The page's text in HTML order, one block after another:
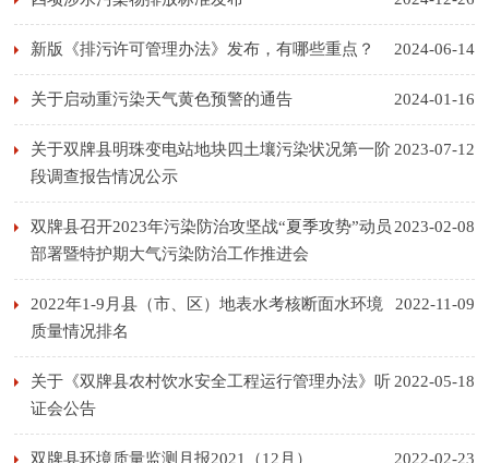
2024-06-14
新版《排污许可管理办法》发布，有哪些重点？
2024-01-16
​关于启动重污染天气黄色预警的通告
2023-07-12
关于双牌县明珠变电站地块四土壤污染状况第一阶
段调查报告情况公示
2023-02-08
双牌县召开2023年污染防治攻坚战“夏季攻势”动员
部署暨特护期大气污染防治工作推进会
2022-11-09
2022年1-9月县（市、区）地表水考核断面水环境
质量情况排名
2022-05-18
关于《双牌县农村饮水安全工程运行管理办法》听
证会公告
2022-02-23
双牌县环境质量监测月报2021（12月）